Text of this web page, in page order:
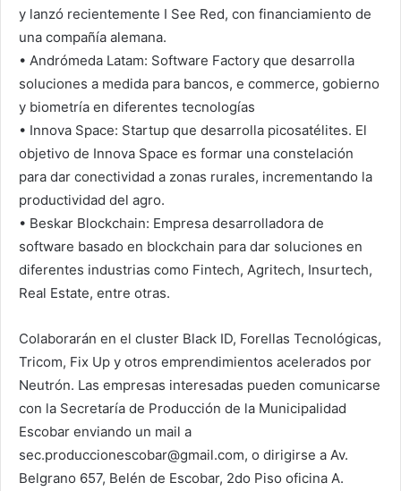
y lanzó recientemente I See Red, con financiamiento de
una compañía alemana.
• Andrómeda Latam: Software Factory que desarrolla
soluciones a medida para bancos, e commerce, gobierno
y biometría en diferentes tecnologías
• Innova Space: Startup que desarrolla picosatélites. El
objetivo de Innova Space es formar una constelación
para dar conectividad a zonas rurales, incrementando la
productividad del agro.
• Beskar Blockchain: Empresa desarrolladora de
software basado en blockchain para dar soluciones en
diferentes industrias como Fintech, Agritech, Insurtech,
Real Estate, entre otras.
Colaborarán en el cluster Black ID, Forellas Tecnológicas,
Tricom, Fix Up y otros emprendimientos acelerados por
Neutrón. Las empresas interesadas pueden comunicarse
con la Secretaría de Producción de la Municipalidad
Escobar enviando un mail a
sec.produccionescobar@gmail.com, o dirigirse a Av.
Belgrano 657, Belén de Escobar, 2do Piso oficina A.